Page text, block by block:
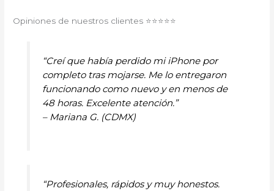
Opiniones de nuestros clientes ⭐⭐⭐⭐⭐
“Creí que había perdido mi iPhone por
completo tras mojarse. Me lo entregaron
funcionando como nuevo y en menos de
48 horas. Excelente atención.”
– Mariana G. (CDMX)
“Profesionales, rápidos y muy honestos.